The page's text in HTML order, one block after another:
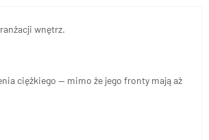
wnętrz.
ciężkiego — mimo że jego fronty mają aż